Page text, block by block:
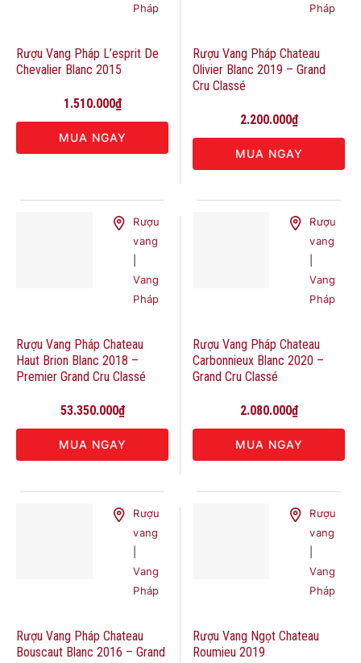
Pháp
Rượu Vang Pháp L’esprit De
Chevalier Blanc 2015
1.510.000₫
MUA NGAY
Pháp
Rượu Vang Pháp Chateau
Olivier Blanc 2019 – Grand
Cru Classé
2.200.000₫
MUA NGAY
Rượu
vang
Vang
Pháp
Rượu Vang Pháp Chateau
Haut Brion Blanc 2018 –
Premier Grand Cru Classé
53.350.000₫
MUA NGAY
Rượu
vang
Vang
Pháp
Rượu Vang Pháp Chateau
Carbonnieux Blanc 2020 –
Grand Cru Classé
2.080.000₫
MUA NGAY
Rượu
vang
Vang
Pháp
Rượu Vang Pháp Chateau
Bouscaut Blanc 2016 – Grand
Rượu
vang
Vang
Pháp
Rượu Vang Ngọt Chateau
Roumieu 2019